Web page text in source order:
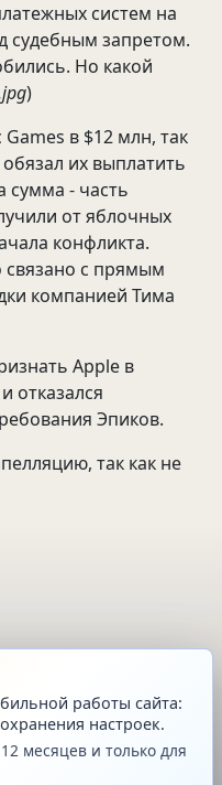
систем на
судебным запретом.
Но какой
)
в $12 млн, так
их выплатить
сумма - часть
от яблочных
конфликта.
связано с прямым
компанией Тима
Apple в
отказался
Эпиков.
так как не
работы сайта:
настроек.
месяцев и только для